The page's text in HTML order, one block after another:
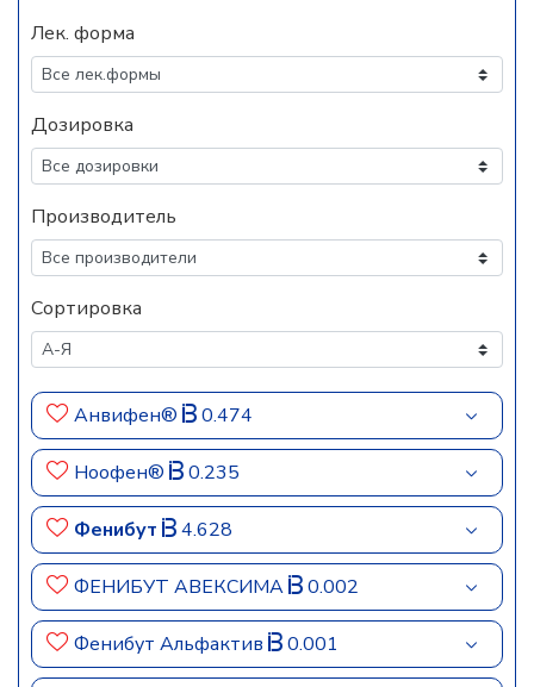
Лек. форма
Дозировка
Производитель
Сортировка
Анвифен® 0.474
Ноофен® 0.235
Фенибут 4.628
ФЕНИБУТ АВЕКСИМА 0.002
Фенибут Альфактив 0.001